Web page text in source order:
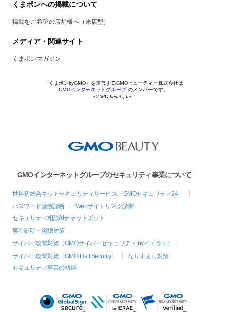
くまポンへの掲載について
掲載をご希望の店舗様へ（来店型）
メディア・関連サイト
くまポンマガジン
「くまポンbyGMO」を運営するGMOビューティー株式会社は
GMOインターネットグループのメンバーです。
©GMO beauty, Inc.
GMOインターネットグループのセキュリティ事業について
世界初総合ネットセキュリティサービス「GMOセキュリティ24」
パスワード漏洩診断
Webサイトリスク診断
セキュリティ相談AIチャットボット
実在証明・盗聴対策
サイバー攻撃対策（GMOサイバーセキュリティ byイエラエ）
サイバー攻撃対策（GMO Flatt Security）
なりすまし対策
セキュリティ事業の軌跡